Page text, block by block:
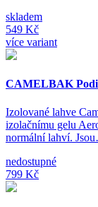
skladem
549 Kč
více variant
CAMELBAK
Izolované lahve
izolačnímu gelu
normální lahví.
nedostupné
799 Kč